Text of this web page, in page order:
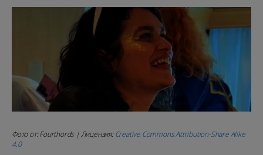
Фото от: Fourthords | Лицензия:Creative Commons Attribution-Share Alike
4.0